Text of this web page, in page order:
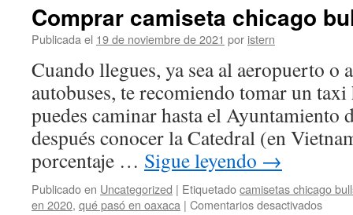
Comprar camiseta chicago
Publicada el 19 de noviembre de 2021 por istern
Cuando llegues, ya sea al aeropuerto o
autobuses, te recomiendo tomar un
puedes caminar hasta el Ayuntamiento
después conocer la Catedral (en
porcentaje … Sigue leyendo →
Publicado en Uncategorized | Etiquetadocamisetas chicago
en 2020, qué pasó en oaxaca | Comentarios desactivadosen